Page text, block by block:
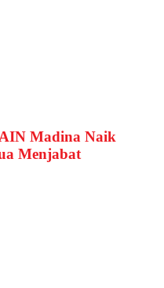
Madina Naik
Menjabat